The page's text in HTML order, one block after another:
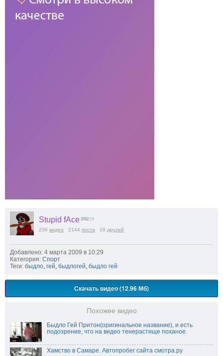
Stupid fAce 3762 | 0
236 видео 2144 поста 18 друзей
Добавлено: 4 марта 2009 в 10:29
Категория: Спорт
Теги: быдло, гей, быдлогей, быдло гей
Скачать видео (12.96 Мб)
Похожее видео
Быдло Гей Притон(оригинальное название), и есть
подозрение, что на видео тенерастище поханое.
Хамство в Самаре. Автопробег сайта смотра.ру